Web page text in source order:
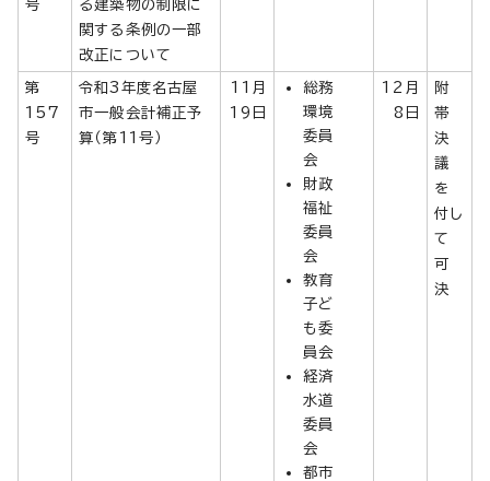
号
る建築物の制限に
関する条例の一部
改正について
第
157
号
令和3年度名古屋
市一般会計補正予
算（第11号）
11月
19日
総務
環境
委員
会
財政
福祉
委員
会
教育
子ど
も委
員会
経済
水道
委員
会
都市
12月
8日
附
帯
決
議
を
付し
て
可
決